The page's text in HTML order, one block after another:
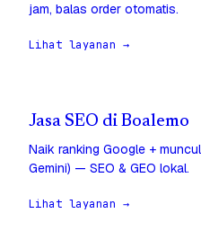
jam, balas order otomatis.
Lihat layanan →
Jasa SEO di Boalemo
Naik ranking Google +
Gemini) — SEO & GEO lokal.
Lihat layanan →